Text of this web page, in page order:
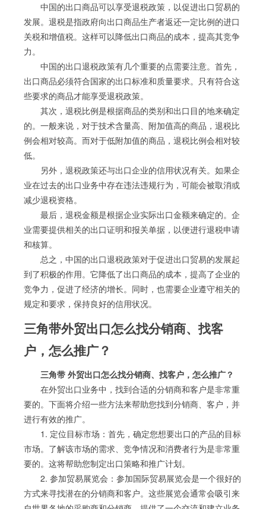
中国的出口商品可以享受退税政策，以促进出口贸易的
发展。退税是指政府向出口商品生产者返还一定比例的进口
关税和增值税。这样可以降低出口商品的成本，提高其竞争
力。
中国的出口退税政策有几个重要的点需要注意。首先，
出口商品必须符合国家的出口标准和质量要求。只有符合这
些要求的商品才能享受退税政策。
其次，退税比例是根据商品的类别和出口目的地来确定
的。一般来说，对于技术含量高、附加值高的商品，退税比
例会相对较高。而对于低附加值的商品，退税比例会相对较
低。
另外，退税政策还与出口企业的信用状况有关。如果企
业在过去的出口业务中存在违法违规行为，可能会被取消或
减少退税资格。
最后，退税金额是根据企业实际出口金额来确定的。企
业需要提供相关的出口证明和报关单据，以便进行退税申请
和核算。
总之，中国的出口退税政策对于促进出口贸易的发展起
到了积极的作用。它降低了出口商品的成本，提高了企业的
竞争力，促进了经济的增长。同时，也需要企业遵守相关的
规定和要求，保持良好的信用状况。
三角带外贸出口怎么找分销商、找客
户，怎么推广？
三角带 外贸出口怎么找分销商、找客户，怎么推广？
在外贸出口业务中，找到合适的分销商和客户是非常重
要的。下面将介绍一些方法来帮助您找到分销商、客户，并
进行有效的推广。
1. 定位目标市场：首先，确定您想要出口的产品的目标
市场。了解该市场的需求、竞争情况和消费者行为是非常重
要的。这将帮助您制定出口策略和推广计划。
2. 参加贸易展览会：参加国际贸易展览会是一个很好的
方式来寻找潜在的分销商和客户。这些展览会通常会吸引来